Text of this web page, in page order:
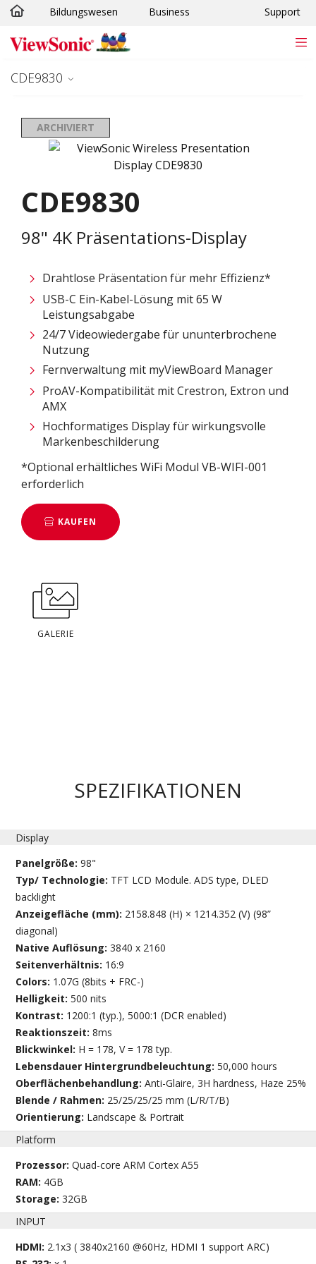
Skip to main content
Bildungswesen Business Support
CDE9830
ARCHIVIERT
CDE9830
98" 4K Präsentations-Display
Drahtlose Präsentation für mehr Effizienz* ​
USB-C Ein-Kabel-Lösung mit 65 W
Leistungsabgabe​
24/7 Videowiedergabe für ununterbrochene
Nutzung
Fernverwaltung mit myViewBoard Manager ​
ProAV-Kompatibilität mit Crestron, Extron und
AMX​
Hochformatiges Display für wirkungsvolle
Markenbeschilderung
*Optional erhältliches WiFi Modul VB-WIFI-001
erforderlich
KAUFEN
GALERIE
SPEZIFIKATIONEN
Display
Panelgröße:98"
Typ/ Technologie: TFT LCD Module. ADS type, DLED
backlight
Anzeigefläche (mm): 2158.848 (H) × 1214.352 (V) (98”
diagonal)
Native Auflösung:3840 x 2160
Seitenverhältnis: 16:9
Colors: 1.07G (8bits + FRC-)
Helligkeit:500 nits
Kontrast: 1200:1 (typ.), 5000:1 (DCR enabled)
Reaktionszeit:8ms
Blickwinkel: H = 178, V = 178 typ.
Lebensdauer Hintergrundbeleuchtung:50,000 hours
Oberflächenbehandlung:Anti-Glaire, 3H hardness, Haze 25%
Blende / Rahmen: 25/25/25/25 mm (L/R/T/B)
Orientierung: Landscape & Portrait
Platform
Prozessor:Quad-core ARM Cortex A55
RAM: 4GB
Storage:32GB
INPUT
HDMI: 2.1x3 ( 3840x2160 @60Hz, HDMI 1 support ARC)